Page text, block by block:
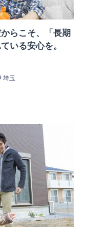
らこそ、「長期
いる安心を。
埼玉